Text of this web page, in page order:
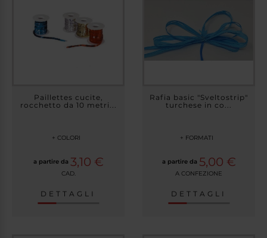
Paillettes cucite,
rocchetto da 10 metri...
+ COLORI
a partire da 3,10 €
CAD.
DETTAGLI
Rafia basic "Sveltostrip"
turchese in co...
+ FORMATI
a partire da 5,00 €
A CONFEZIONE
DETTAGLI